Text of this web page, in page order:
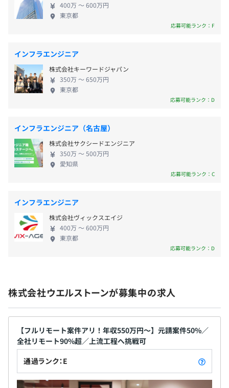
所属のグループ体制を取っており、コードレビューやケー
ススタディーを行うなど、
技術力のあるエンジニアのノウハウをグループメンバーに
ウォーターフォール、アジャイル
VMware vSphere、Zabbix
細なミッションの記された職級・ランク制度により、正当
な評価を行っています。
社員数 106名（2025年1月1日現在）
です。
受動喫煙防止措置に関する事項
・従業員に対する受動喫煙対策：あり
対策内容：敷地内禁煙(喫煙室有）
＜本社＞
■大江戸線「大門駅」徒歩3分
■JR「浜松町駅」徒歩6分
・介護休暇 等
・交通費全額支給
・資格手当
・私服可（本社勤務の場合）
昇給あり：年1回
■社会保険完備（雇用・労災・健康・厚生年金）
割引）
■団体保険加入
■メンタルヘルスチェック（年2回）
■健康診断年1回（無料）
└30歳以上は半日ドック/女性：婦人科検診（すべて無
無期雇用
3ヶ月※条件に変更なし
400万 〜 600万円
東京都
応募可能ランク：F
インフラエンジニア
株式会社キーワードジャパン
350万 〜 650万円
東京都
応募可能ランク：D
インフラエンジニア（名古屋）
株式会社サクシードエンジニア
350万 〜 500万円
愛知県
応募可能ランク：C
インフラエンジニア
株式会社ヴィックスエイジ
400万 〜 600万円
東京都
応募可能ランク：D
株式会社ウエルストーンが募集中の求人
【フルリモート案件アリ！年収550万円～】元請案件50%／
全社リモート90%超／上流工程へ挑戦可
通過ランク：E